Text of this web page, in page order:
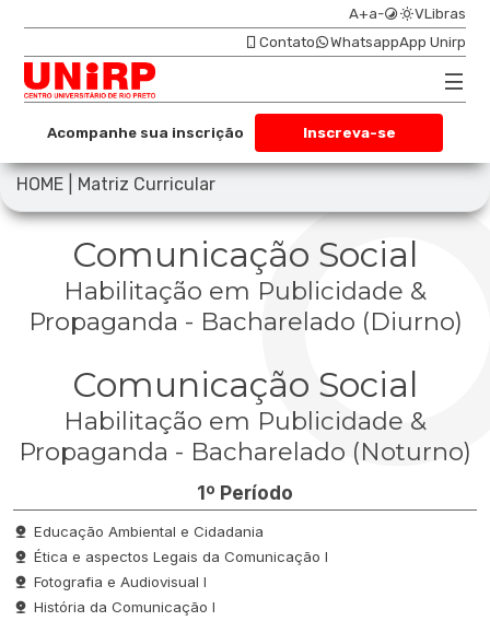
A+a-
VLibras
Contato
WhatsappApp Unirp
Acompanhe sua inscrição Inscreva-se
HOME Matriz Curricular
Comunicação Social
Habilitação em Publicidade &
Propaganda - Bacharelado (Diurno)
Comunicação Social
Habilitação em Publicidade &
Propaganda - Bacharelado (Noturno)
1º Período
Educação Ambiental e Cidadania
Ética e aspectos Legais da Comunicação I
Fotografia e Audiovisual I
História da Comunicação I